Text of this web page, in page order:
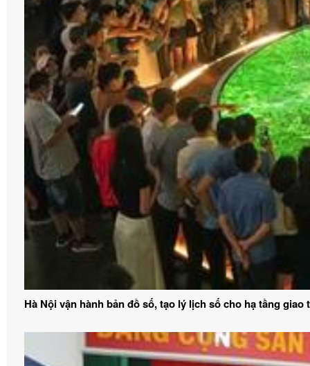
Hà Nội vận hành bản đồ số, tạo lý lịch số cho hạ tầng giao